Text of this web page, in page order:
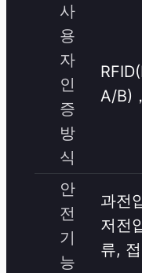
사
용
자
인
증
방
식
A/B)
안
전
기
능
과전
저전
류,